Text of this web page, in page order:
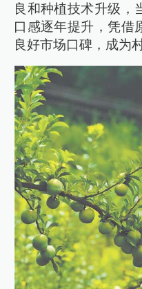
良和种植技术升级，
口感逐年提升，凭借
良好市场口碑，成为